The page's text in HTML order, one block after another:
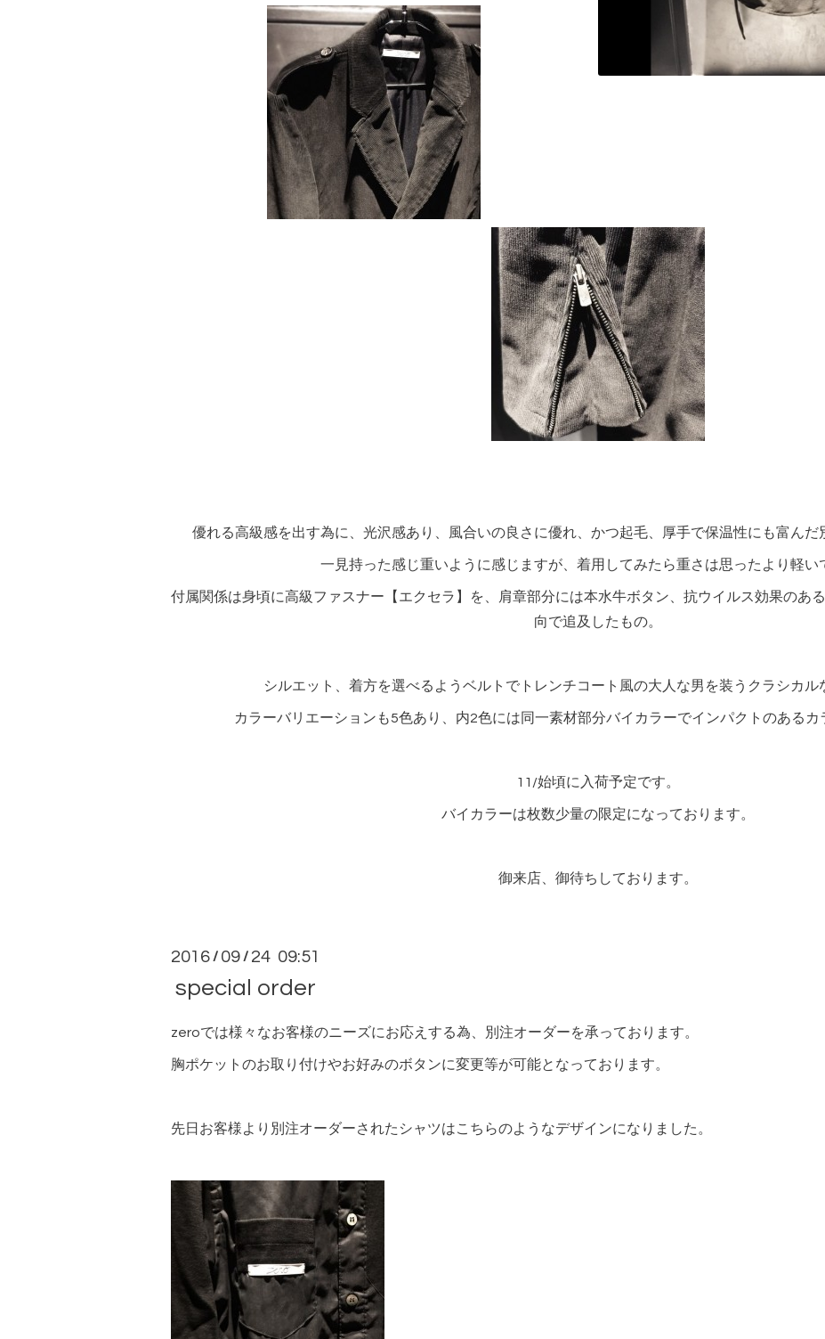
優れる高級感を出す為に、光沢感あり、風合いの良さに優れ、かつ起毛、厚手で保温性にも富んだ
一見持った感じ重いように感じますが、着用してみたら重さは思ったより軽い
付属関係は身頃に高級ファスナー【エクセラ】を、肩章部分には本水牛ボタン、抗ウイルス効果のあ
向で追及したもの。
シルエット、着方を選べるようベルトでトレンチコート風の大人な男を装うクラシカル
カラーバリエーションも5色あり、内2色には同一素材部分バイカラーでインパクトのあるカ
11/始頃に入荷予定です。
バイカラーは枚数少量の限定になっております。
御来店、御待ちしております。
2016 / 09 / 24 09:51
special order
zeroでは様々なお客様のニーズにお応えする為、別注オーダーを承っております。
胸ポケットのお取り付けやお好みのボタンに変更等が可能となっております。
先日お客様より別注オーダーされたシャツはこちらのようなデザインになりました。